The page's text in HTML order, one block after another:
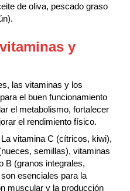
de oliva, pescado graso
y
las vitaminas y los
el buen funcionamiento
el metabolismo, fortalecer
el rendimiento físico.
La vitamina C (cítricos, kiwi),
semillas), vitaminas
B (granos integrales,
esenciales para la
muscular y la producción